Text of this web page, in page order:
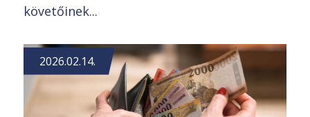
követőinek...
2026.02.14.